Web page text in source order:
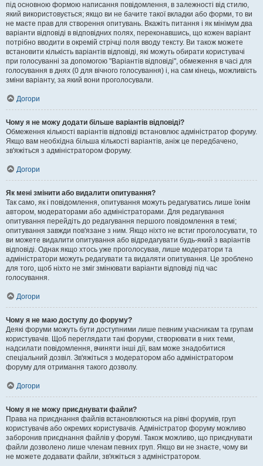
під основною формою написання повідомлення, в залежності від стилю,
який використовується; якщо ви не бачите такої вкладки або форми, то ви
не маєте прав для створення опитувань. Вкажіть питання і як мінімум два
варіанти відповіді в відповідних полях, переконавшись, що кожен варіант
потрібно вводити в окремій стрічці поля вводу тексту. Ви також можете
встановити кількість варіантів відповіді, які можуть обирати користувачі
при голосуванні за допомогою "Варіантів відповіді", обмеження в часі для
голосування в днях (0 для вічного голосування) і, на сам кінець, можливість
зміни варіанту, за який вони проголосували.
Догори
Чому я не можу додати більше варіантів відповіді?
Обмеження кількості варіантів відповіді встановлює адміністратор форуму.
Якщо вам необхідна більша кількості варіантів, аніж це передбачено,
зв'яжіться з адміністратором форуму.
Догори
Як мені змінити або видалити опитування?
Так само, як і повідомлення, опитування можуть редагуватись лише їхнім
автором, модераторами або адміністраторами. Для редагування
опитування перейдіть до редагування першого повідомлення в темі;
опитування завжди пов'язане з ним. Якщо ніхто не встиг проголосувати, то
ви можете видалити опитування або відредагувати будь-який з варіантів
відповіді. Однак якщо хтось уже проголосував, лише модератори та
адміністратори можуть редагувати та видаляти опитування. Це зроблено
для того, щоб ніхто не зміг змінювати варіанти відповіді під час
голосування.
Догори
Чому я не маю доступу до форуму?
Деякі форуми можуть бути доступними лише певним учасникам та групам
користувачів. Щоб переглядати такі форуми, створювати в них теми,
надсилати повідомлення, вчиняти інші дії, вам може знадобитися
спеціальний дозвіл. Зв'яжіться з модератором або адміністратором
форуму для отримання такого дозволу.
Догори
Чому я не можу приєднувати файли?
Права на приєднання файлів встановлюються на рівні форумів, груп
користувачів або окремих користувачів. Адміністратор форуму можливо
заборонив приєднання файлів у форумі. Також можливо, що приєднувати
файли дозволено лише членам певних груп. Якщо ви не знаєте, чому ви
не можете додавати файли, зв'яжіться з адміністратором.